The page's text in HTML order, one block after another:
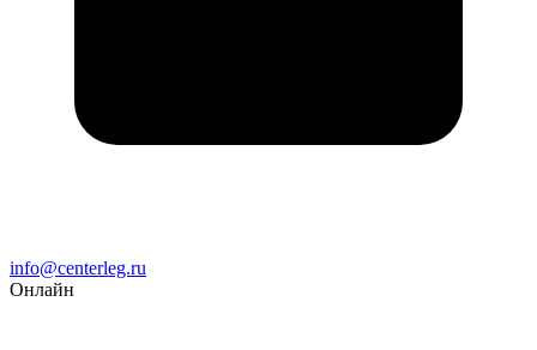
Email
info@centerleg.ru
Онлайн